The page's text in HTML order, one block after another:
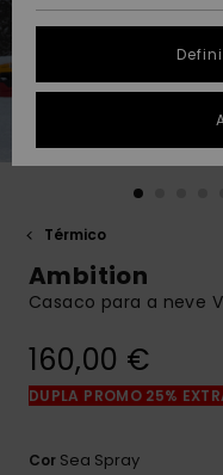
PRESENTE
DESEJO
Térmico
Ambition
Casaco para a neve
160,00 €
DUPLA PROMO 25%
Cor Sea Spray